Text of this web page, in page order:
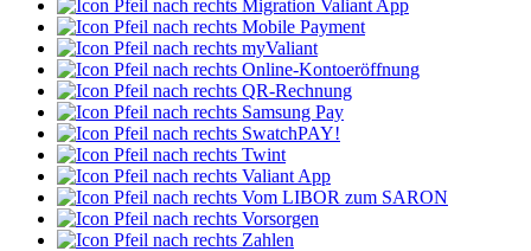
Migration Valiant App
Mobile Payment
myValiant
Online-Kontoeröffnung
QR-Rechnung
Samsung Pay
SwatchPAY!
Twint
Valiant App
Vom LIBOR zum SARON
Vorsorgen
Zahlen